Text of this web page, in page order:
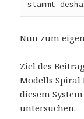
stammt
Nun zum
Ziel des
Modells
diesem
untersuchen.